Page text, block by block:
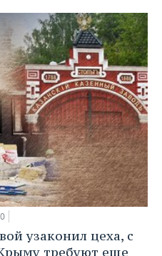
узаконил цеха, с
требуют еще